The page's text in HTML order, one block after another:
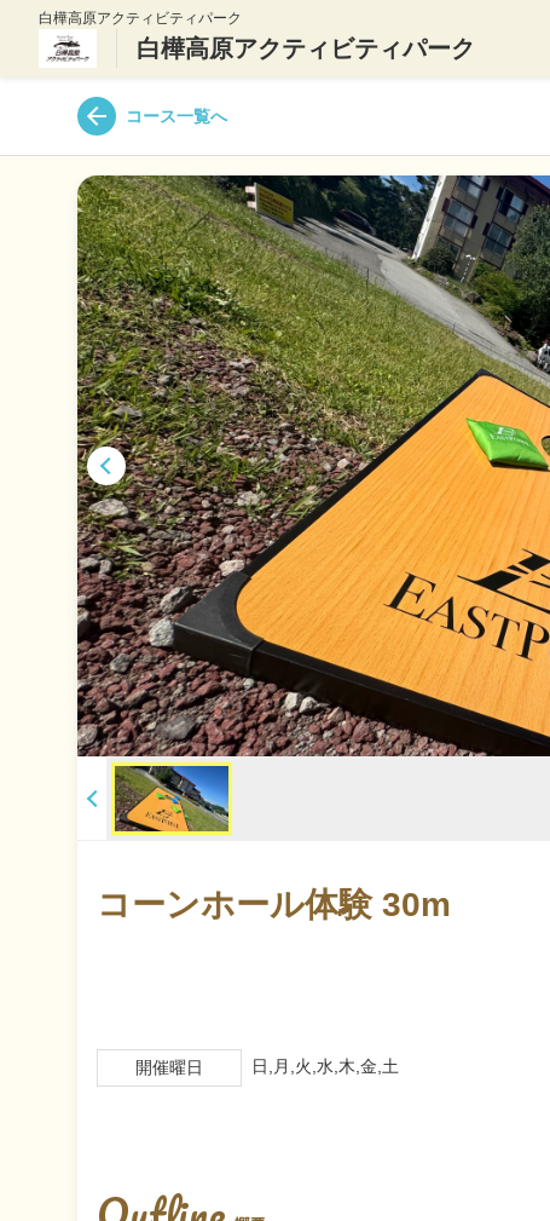
白樺高原アクティビティパーク
白樺高原アクティビティパーク
コース一覧へ
コーンホール体験 30m
開催曜日 日,月,火,水,木,金,土